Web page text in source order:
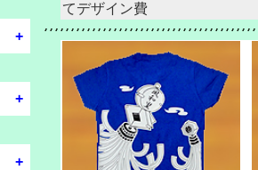
てデザイン費